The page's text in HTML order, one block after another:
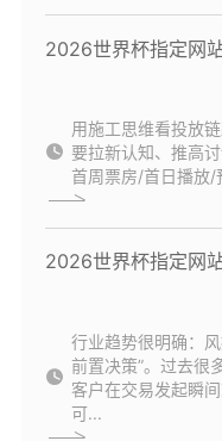
2026世界杯指定网
用施工思维看投放
要拉新认知、推高
首周票房/首日播放/
2026世界杯指定网
行业趋势很明确：
前置决策”。过去很
客户在交易发起瞬
可...